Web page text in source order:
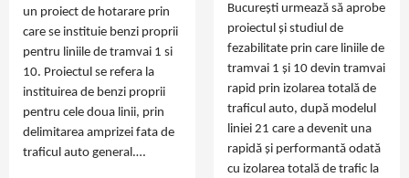
un proiect de hotarare prin
care se instituie benzi proprii
pentru liniile de tramvai 1 si
10. Proiectul se refera la
instituirea de benzi proprii
pentru cele doua linii, prin
delimitarea amprizei fata de
traficul auto general.…
București urmează să aprobe
proiectul și studiul de
fezabilitate prin care liniile de
tramvai 1 și 10 devin tramvai
rapid prin izolarea totală de
traficul auto, după modelul
liniei 21 care a devenit una
rapidă și performantă odată
cu izolarea totală de trafic la